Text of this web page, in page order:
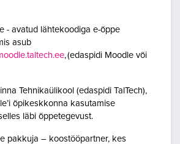
- avatud lähtekoodiga e-õppe
asub
, (edaspidi Moodle või
Tehnikaülikool (edaspidi TalTech),
õpikeskkonna kasutamise
läbi õppetegevust.
pakkuja – koostööpartner, kes